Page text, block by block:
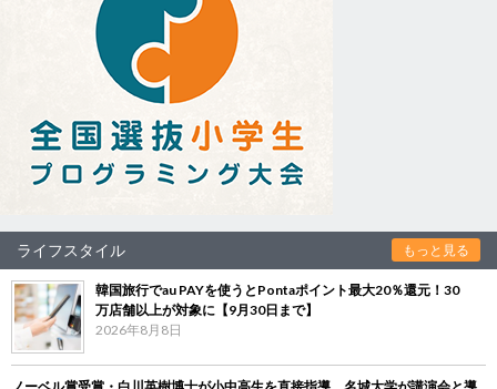
ライフスタイル もっと見る
韓国旅行でau PAYを使うとPontaポイント最大20％還元！30
万店舗以上が対象に【9月30日まで】
2026年8月8日